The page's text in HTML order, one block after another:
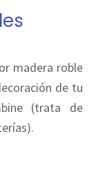
madera roble
de tu
(trata de